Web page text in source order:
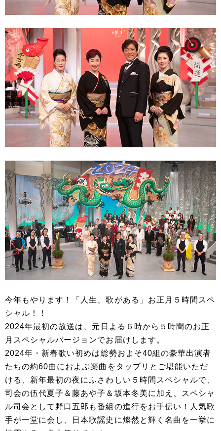
今年もやります！「人生、歌がある」お正月５時間スペ
シャル！！
2024年最初の放送は、元日よる６時から５時間のお正
月スペシャルバージョンでお届けします。
2024年・新春歌い初めは総勢およそ40組の豪華出演者
たちの約60曲におよぶ楽曲をタップリとご堪能いただ
ける、新年最初の夜にふさわしい５時間スペシャルで、
司会の伍代夏子＆藤あや子＆坂本冬美に加え、スペシャ
ル司会として野口五郎も番組の進行をお手伝い！人気歌
手が一堂に会し、日本歌謡史に燦然と輝く名曲を一挙に